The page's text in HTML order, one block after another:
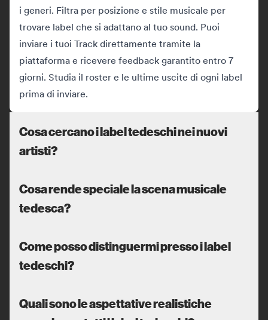
i generi. Filtra per posizione e stile musicale per
trovare label che si adattano al tuo sound. Puoi
inviare i tuoi Track direttamente tramite la
piattaforma e ricevere feedback garantito entro 7
giorni. Studia il roster e le ultime uscite di ogni label
prima di inviare.
Cosa cercano i label tedeschi nei nuovi
artisti?
Cosa rende speciale la scena musicale
tedesca?
Come posso distinguermi presso i label
tedeschi?
Quali sono le aspettative realistiche